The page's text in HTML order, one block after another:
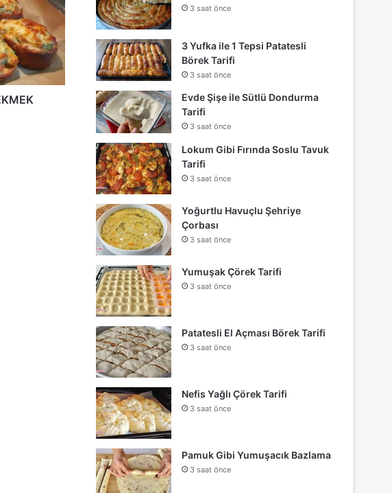
3 saat önce
3 Yufka ile 1 Tepsi Patatesli
Börek Tarifi
3 saat önce
Evde Şişe ile Sütlü Dondurma
Tarifi
3 saat önce
Lokum Gibi Fırında Soslu Tavuk
Tarifi
3 saat önce
Yoğurtlu Havuçlu Şehriye
Çorbası
3 saat önce
Yumuşak Çörek Tarifi
3 saat önce
Patatesli El Açması Börek Tarifi
3 saat önce
Nefis Yağlı Çörek Tarifi
3 saat önce
Pamuk Gibi Yumuşacık Bazlama
3 saat önce